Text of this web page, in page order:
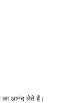
का आनंद लेते हैं।